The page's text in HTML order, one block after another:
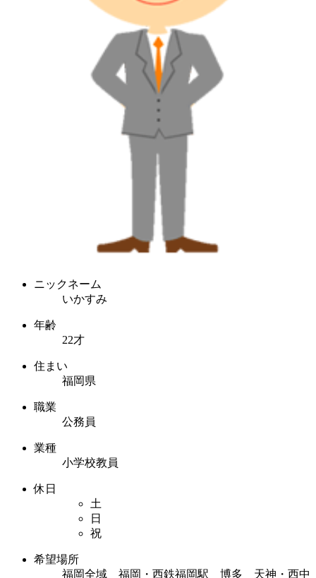
ニックネーム
いかすみ
年齢
22才
住まい
福岡県
職業
公務員
業種
小学校教員
休日
土
日
祝
希望場所
福岡全域 福岡・西鉄福岡駅 博多 天神・西中